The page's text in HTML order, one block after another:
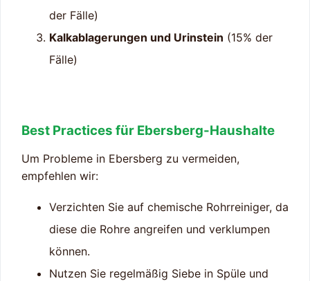
der Fälle)
Kalkablagerungen und Urinstein (15% der
Fälle)
Best Practices für Ebersberg-Haushalte
Um Probleme in Ebersberg zu vermeiden,
empfehlen wir:
Verzichten Sie auf chemische Rohrreiniger, da
diese die Rohre angreifen und verklumpen
können.
Nutzen Sie regelmäßig Siebe in Spüle und